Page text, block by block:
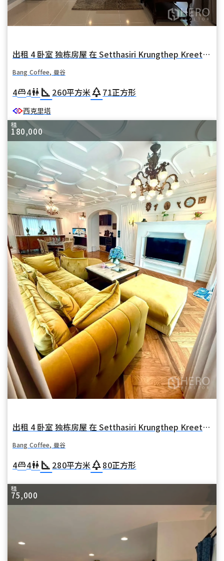
出租 4 卧室 独栋房屋 在 Setthasiri Krungthep Kreetha (塞塔西里·克伦特普·克里塔) 在 华麦 Bang Coffee 曼谷
Bang Coffee, 曼谷
4king_bed4wc square_foot 260平方米park71正方形
西克里塔
租
180,000
出租 4 卧室 独栋房屋 在 Setthasiri Krungthep Kreetha 2 (Setthasiri Krungthep Kreetha 2) 在 华麦 Bang Coffee 曼谷
Bang Coffee, 曼谷
4king_bed4wc square_foot 280平方米park80正方形
租
75,000